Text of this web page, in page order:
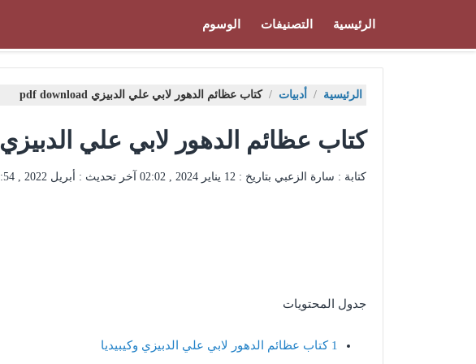
الرئيسية التصنيفات الوسوم
الرئيسية / أدبيات / كتاب عظائم الدهور لابي علي الدبيزي pdf download
كتاب عظائم الدهور لابي علي الدبيزي pdf download
كتابة : سارة الزعبي بتاريخ : 12 يناير 2024 , 02:02 آخر تحديث : أبريل 2022 , 03:54
جدول المحتويات
1 كتاب عظائم الدهور لابي علي الدبيزي وكيبيديا